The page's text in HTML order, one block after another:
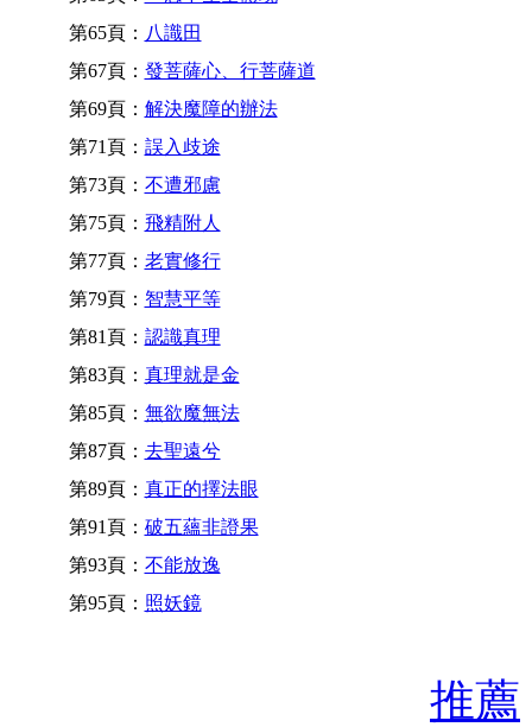
第65頁： 八識田
第67頁： 發菩薩心、行菩薩道
第69頁： 解決魔障的辦法
第71頁： 誤入歧途
第73頁： 不遭邪慮
第75頁： 飛精附人
第77頁： 老實修行
第79頁： 智慧平等
第81頁： 認識真理
第83頁： 真理就是金
第85頁： 無欲魔無法
第87頁： 去聖遠兮
第89頁： 真正的擇法眼
第91頁： 破五蘊非證果
第93頁： 不能放逸
第95頁： 照妖鏡
推薦